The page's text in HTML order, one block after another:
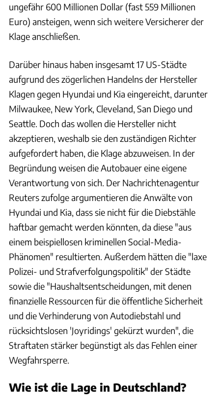
ungefähr 600 Millionen Dollar (fast 559 Millionen
Euro) ansteigen, wenn sich weitere Versicherer der
Klage anschließen.
Darüber hinaus haben insgesamt 17 US-Städte
aufgrund des zögerlichen Handelns der Hersteller
Klagen gegen Hyundai und Kia eingereicht, darunter
Milwaukee, New York, Cleveland, San Diego und
Seattle. Doch das wollen die Hersteller nicht
akzeptieren, weshalb sie den zuständigen Richter
aufgefordert haben, die Klage abzuweisen. In der
Begründung weisen die Autobauer eine eigene
Verantwortung von sich. Der Nachrichtenagentur
Reuters zufolge argumentieren die Anwälte von
Hyundai und Kia, dass sie nicht für die Diebstähle
haftbar gemacht werden könnten, da diese "aus
einem beispiellosen kriminellen Social-Media-
Phänomen" resultierten. Außerdem hätten die "laxe
Polizei- und Strafverfolgungspolitik" der Städte
sowie die "Haushaltsentscheidungen, mit denen
finanzielle Ressourcen für die öffentliche Sicherheit
und die Verhinderung von Autodiebstahl und
rücksichtslosen 'Joyridings' gekürzt wurden", die
Straftaten stärker begünstigt als das Fehlen einer
Wegfahrsperre.
Wie ist die Lage in Deutschland?